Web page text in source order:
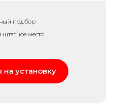
подбор
штатное место
на установку